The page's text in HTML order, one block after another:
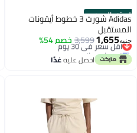
الستور الرسمي Adidas شورت 3 خطوط أيقونات
المستقبل
جنيه1,655
3,599خصم 54% أقل سعر في 30 يوم
توصيل مجاني
أقل سعر في 30 يوماحصل عليهغدًا